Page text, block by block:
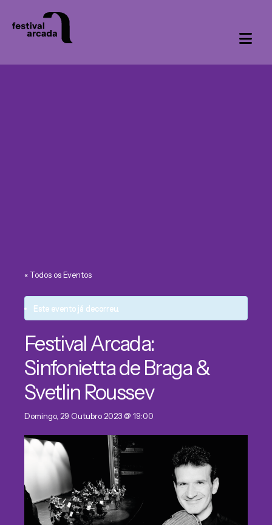
« Todos os Eventos
Este evento já decorreu.
Festival Arcada:
Sinfonietta de Braga &
Svetlin Roussev
Domingo, 29 Outubro 2023 @ 19:00